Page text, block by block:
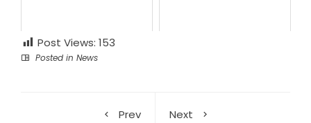
Post Views: 153
Posted in News
Prev
Next